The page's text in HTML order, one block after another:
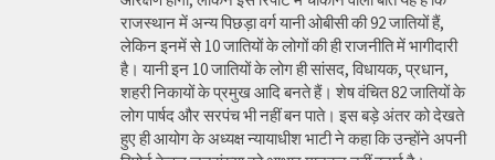
राजस्थान में अन्य पिछड़ा वर्ग यानी ओबीसी की 92 जातियों हैं,
लेकिन इनमें से 10 जातियों के लोगों की ही राजनीति में भागीदारी
है। यानी इन 10 जातियों के लोग ही सांसद, विधायक, प्रधान,
शहरी निकायों के प्रमुख आदि बनते हैं। शेष वंचित 82 जातियों के
लोग पार्षद और सरपंच भी नहीं बन पाते। इस बड़े अंतर को देखते
हुए ही आयोग के अध्यक्ष न्यायाधीश भाटी ने कहा कि उन्होंने अपनी